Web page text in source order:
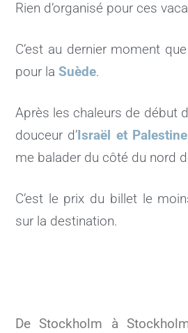
k
Rien d’organisé pour ces
C’est au dernier moment
pour la Suède.
Après les chaleurs de début
douceur d’ Israël et Palestine
me balader du côté du nord
C’est le prix du billet le
sur la destination.
De Stockholm à